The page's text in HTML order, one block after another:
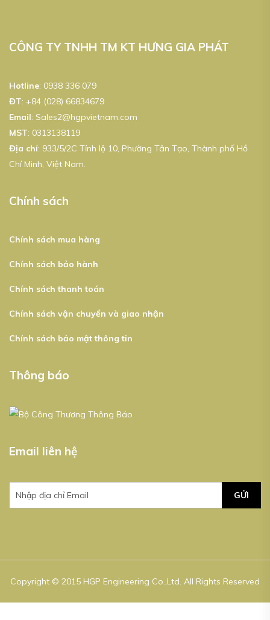
CÔNG TY TNHH TM KT HƯNG GIA PHÁT
Hotline: 0938 336 079
ĐT: +84 (028) 66834679
Email: Sales2@hgpvietnam.com
MST: 0313138119
Địa chỉ: 933/5/2C Tỉnh lộ 10, Phường Tân Tạo, Thành phố Hồ
Chí Minh, Việt Nam.
Chính sách
Chính sách mua hàng
Chính sách bảo hành
Chính sách thanh toán
Chính sách vận chuyển và giao nhận
Chính sách bảo mật thông tin
Thông báo
Email liên hệ
GỬI
Copyright © 2015 HGP Engineering Co.,Ltd. All Rights Reserved